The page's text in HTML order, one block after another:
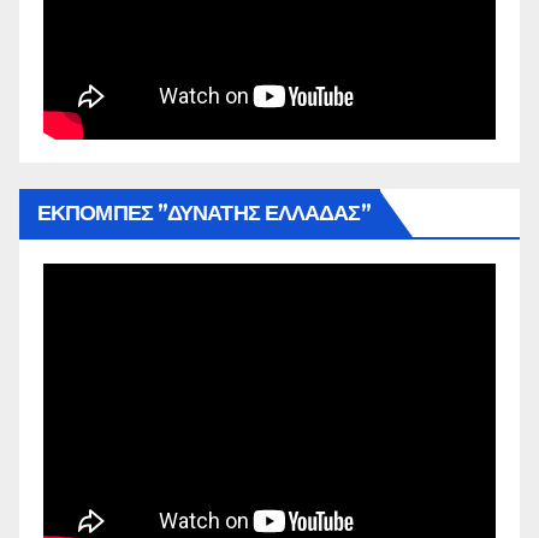
ΕΚΠΟΜΠΕΣ ”ΔΥΝΑΤΗΣ ΕΛΛΑΔΑΣ”